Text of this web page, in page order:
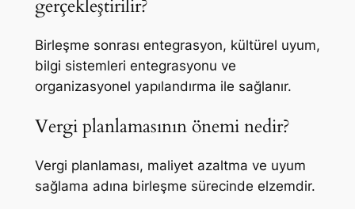
gerçekleştirilir?
Birleşme sonrası entegrasyon, kültürel uyum,
bilgi sistemleri entegrasyonu ve
organizasyonel yapılandırma ile sağlanır.
Vergi planlamasının önemi nedir?
Vergi planlaması, maliyet azaltma ve uyum
sağlama adına birleşme sürecinde elzemdir.